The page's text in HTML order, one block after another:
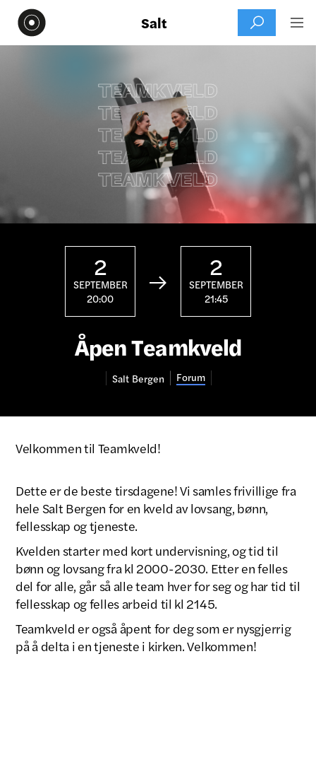
Salt  
2
SEPTEMBER
20:00

2
SEPTEMBER
21:45
Åpen Teamkveld
Salt Bergen Forum
Velkommen til Teamkveld!
Dette er de beste tirsdagene! Vi samles frivillige fra
hele Salt Bergen for en kveld av lovsang, bønn,
fellesskap og tjeneste.
Kvelden starter med kort undervisning, og tid til
bønn og lovsang fra kl 2000-2030. Etter en felles
del for alle, går så alle team hver for seg og har tid til
fellesskap og felles arbeid til kl 2145.
Teamkveld er også åpent for deg som er nysgjerrig
på å delta i en tjeneste i kirken. Velkommen!